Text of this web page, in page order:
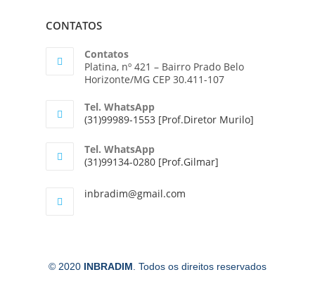
CONTATOS
Contatos
Platina, nº 421 – Bairro Prado Belo
Horizonte/MG CEP 30.411-107
Tel. WhatsApp
(31)99989-1553 [Prof.Diretor Murilo]
Tel. WhatsApp
(31)99134-0280 [Prof.Gilmar]
inbradim@gmail.com
© 2020 INBRADIM . Todos os direitos reservados